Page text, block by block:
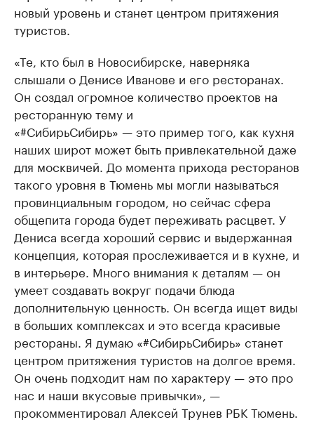
новый уровень и станет центром притяжения
туристов.
«Те, кто был в Новосибирске, наверняка
слышали о Денисе Иванове и его ресторанах.
Он создал огромное количество проектов на
ресторанную тему и
«#СибирьСибирь» — это пример того, как кухня
наших широт может быть привлекательной даже
для москвичей. До момента прихода ресторанов
такого уровня в Тюмень мы могли называться
провинциальным городом, но сейчас сфера
общепита города будет переживать расцвет. У
Дениса всегда хороший сервис и выдержанная
концепция, которая прослеживается и в кухне, и
в интерьере. Много внимания к деталям — он
умеет создавать вокруг подачи блюда
дополнительную ценность. Он всегда ищет виды
в больших комплексах и это всегда красивые
рестораны. Я думаю «#СибирьСибирь» станет
центром притяжения туристов на долгое время.
Он очень подходит нам по характеру — это про
нас и наши вкусовые привычки», —
прокомментировал Алексей Трунев РБК Тюмень.